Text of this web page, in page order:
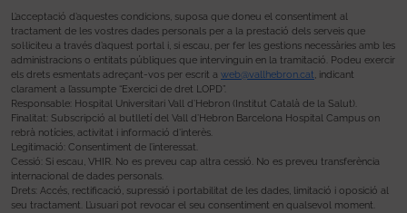
L’acceptació d’aquestes condicions, suposa que doneu el consentiment al
tractament de les vostres dades personals per a la prestació dels serveis que
sol·liciteu a través d’aquest portal i, si escau, per fer les gestions necessàries amb les
administracions o entitats públiques que intervinguin en la tramitació. Podeu exercir
els drets esmentats adreçant-vos per escrit a web@vallhebron.cat, indicant
clarament a l’assumpte “Exercici de dret LOPD”.
Responsable: Hospital Universitari Vall d’Hebron (Institut Català de la Salut).
Finalitat: Subscripció al butlletí del Vall d’Hebron Barcelona Hospital Campus on
rebrà notícies, activitat i informació d’interès.
Legitimació: Consentiment de l’interessat.
Cessió: Si escau, VHIR. No es preveu cap altra cessió. No es preveu transferència
internacional de dades personals.
Drets: Accés, rectificació, supressió i portabilitat de les dades, limitació i oposició al
seu tractament. L’usuari pot revocar el seu consentiment en qualsevol moment.